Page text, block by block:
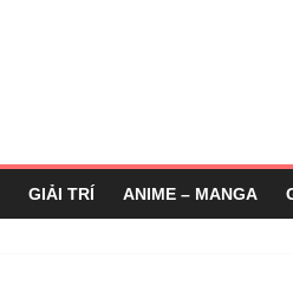
GIẢI TRÍ ANIME – MANGA